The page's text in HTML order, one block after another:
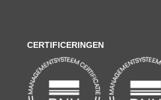
CERTIFICERINGEN